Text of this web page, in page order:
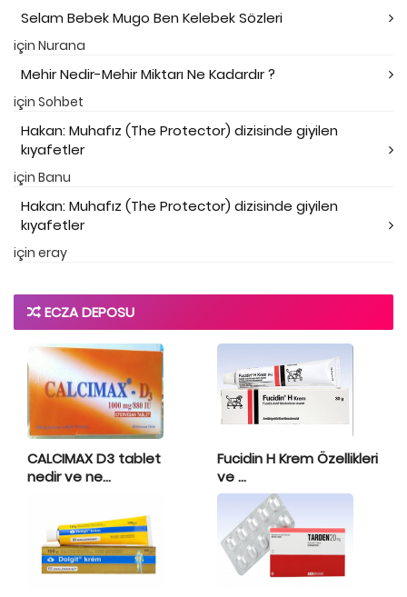
Selam Bebek Mugo Ben Kelebek Sözleri
için Nurana
Mehir Nedir-Mehir Miktarı Ne Kadardır ?
için Sohbet
Hakan: Muhafız (The Protector) dizisinde giyilen
kıyafetler
için Banu
Hakan: Muhafız (The Protector) dizisinde giyilen
kıyafetler
için eray
ECZA DEPOSU
CALCIMAX D3 tablet
nedir ve ne...
Fucidin H Krem Özellikleri
ve ...